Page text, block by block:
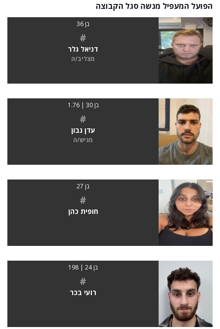
הפועל המעפיל מנשה סגל הקבוצה
בן 36
#
דניאל גלר
מצליב/ה
בן 30 | 1.76
#
עדן נבון
מגיש/ה
בן 27
#
חופית כהן
בן 24 | 198
#
רועי בכר